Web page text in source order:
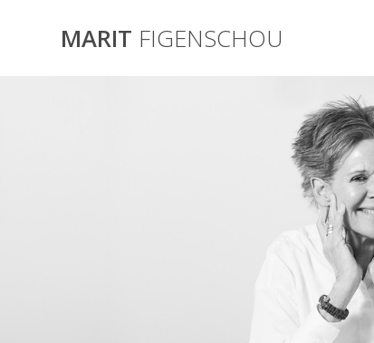
MARIT FIGENSCHOU